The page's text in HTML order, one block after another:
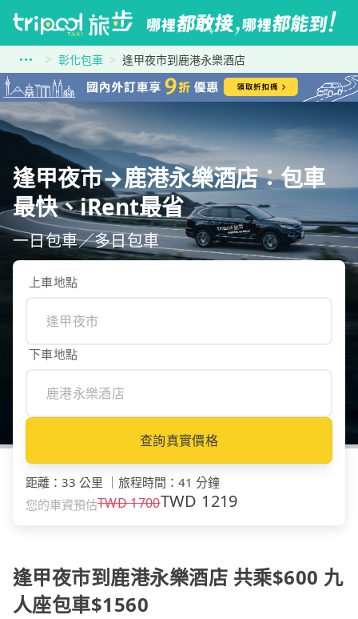
彰化包車 逢甲夜市到鹿港永樂酒店
逢甲夜市→鹿港永樂酒店：包車
最快、iRent最省
一日包車／多日包車
上車地點
下車地點
查詢真實價格
距離 ： 33 公里 旅程時間 ： 41 分鐘
您的車資預估TWD1700TWD 1219
逢甲夜市到鹿港永樂酒店 共乘$600 九
人座包車$1560